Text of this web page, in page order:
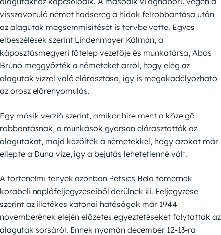
visszavonuló német hadsereg a hidak felrobbantása után
az alagutak megsemmisítését is tervbe vette. Egyes
elbeszélések szerint Lindenmayer Kálmán, a
káposztásmegyeri főtelep vezetője és munkatársa, Abos
Brúnó meggyőzték a németeket arról, hogy elég az
alagutak vízzel való elárasztása, így is megakadályozható
az orosz előrenyomulás.
Egy másik verzió szerint, amikor híre ment a közelgő
robbantásnak, a munkások gyorsan elárasztották az
alagutakat, majd közölték a németekkel, hogy azokat már
ellepte a Duna vize, így a bejutás lehetetlenné vált.
A történelmi tények azonban Pétsics Béla főmérnök
korabeli naplófeljegyzéseiből derülnek ki. Feljegyzése
szerint az illetékes katonai hatóságok már 1944
novemberének elején előzetes egyeztetéseket folytattak az
alagutak sorsáról. Ennek nyomán december 12-13-ra